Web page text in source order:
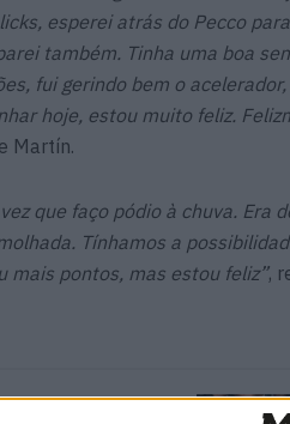
esperei atrás do Pecco
também. Tinha uma boa
fui gerindo bem o
hoje, estou muito feliz.
Martín.
que faço pódio à chuva. Era
Tínhamos a
mais pontos, mas estou feliz”,
Martín não dá